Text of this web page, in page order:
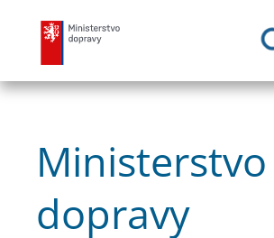
Ministerstvo
Ministerstvo
dopravy